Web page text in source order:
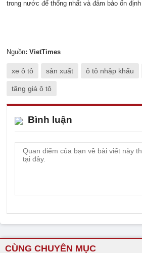
trong nước để thống nhất và đảm bảo ổn
Nguồn: VietTimes
xe ô tô sản xuất ô tô nhập khẩu
tăng giá ô tô
Bình luận
CÙNG CHUYÊN MỤC